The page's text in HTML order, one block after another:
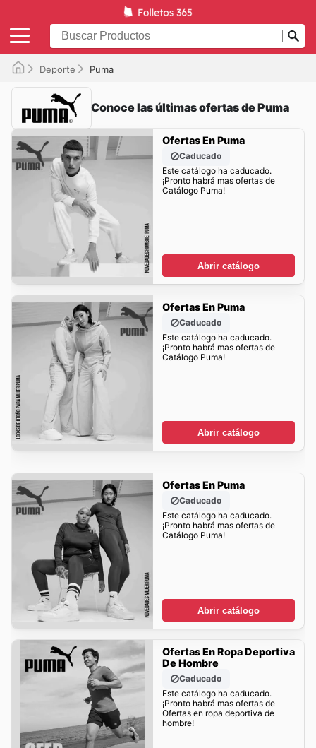
Deporte Puma
Conoce las últimas ofertas de Puma
Ofertas En Puma
Caducado
Este catálogo ha caducado.
¡Pronto habrá mas ofertas de
Catálogo Puma!
Abrir catálogo
Ofertas En Puma
Caducado
Este catálogo ha caducado.
¡Pronto habrá mas ofertas de
Catálogo Puma!
Abrir catálogo
Ofertas En Puma
Caducado
Este catálogo ha caducado.
¡Pronto habrá mas ofertas de
Catálogo Puma!
Abrir catálogo
Ofertas En Ropa Deportiva
De Hombre
Caducado
Este catálogo ha caducado.
¡Pronto habrá mas ofertas de
Ofertas en ropa deportiva de
hombre!